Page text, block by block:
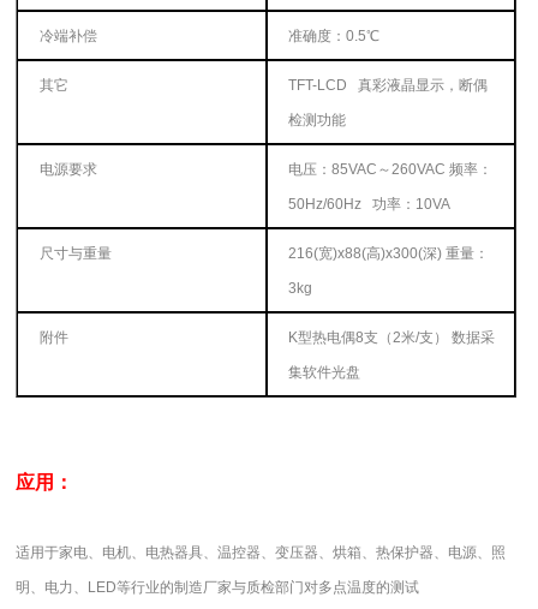
冷端补偿 准确度：0.5℃
其它 TFT-LCD 真彩液晶显示，断偶
检测功能
电源要求 电压：85VAC ～260VAC频率：
50Hz/60Hz功率： 10VA
尺寸与重量 216(宽)x88(高)x300(深)重量：
3kg
附件 K型热电偶8支（2米/支） 数据采
集软件光盘
应用：
适用于家电、电机、电热器具、温控器、变压器、烘箱、热保护器、电源、照
明、电力、LED等行业的制造厂家与质检部门对多点温度的测试